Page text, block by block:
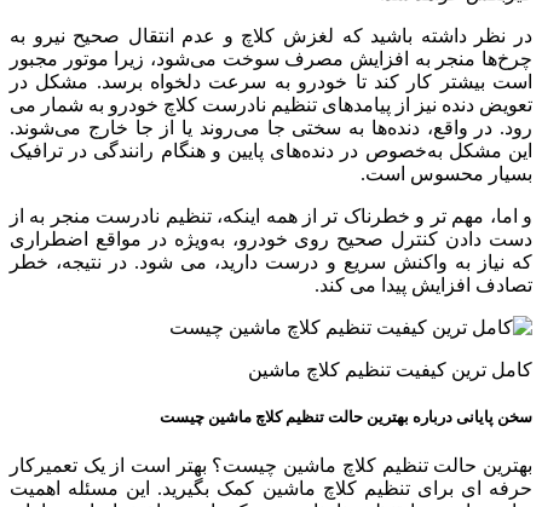
در نظر داشته باشید که لغزش کلاچ و عدم انتقال صحیح نیرو به
چرخ‌ها منجر به افزایش مصرف سوخت می‌شود، زیرا موتور مجبور
است بیشتر کار کند تا خودرو به سرعت دلخواه برسد. مشکل در
تعویض دنده نیز از پیامدهای تنظیم نادرست کلاچ خودرو به شمار می
رود. در واقع، دنده‌ها به سختی جا می‌روند یا از جا خارج می‌شوند.
این مشکل به‌خصوص در دنده‌های پایین و هنگام رانندگی در ترافیک
بسیار محسوس است.
و اما، مهم تر و خطرناک تر از همه اینکه، تنظیم نادرست منجر به از
دست دادن کنترل صحیح روی خودرو، به‌ویژه در مواقع اضطراری
که نیاز به واکنش سریع و درست دارید، می شود. در نتیجه، خطر
تصادف افزایش پیدا می کند.
کامل ترین کیفیت تنظیم‌ کلاچ ماشین‌
سخن پایانی درباره بهترین حالت تنظیم کلاچ ماشین چیست
بهترین حالت تنظیم کلاچ ماشین چیست؟ بهتر است از یک تعمیرکار
حرفه ای برای تنظیم کلاچ ماشین کمک بگیرید. این مسئله اهمیت